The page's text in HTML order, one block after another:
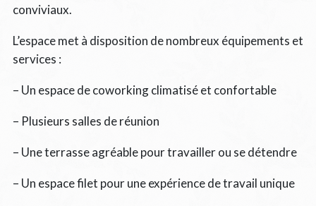
conviviaux.
L’espace met à disposition de nombreux équipements et
services :
– Un espace de coworking climatisé et confortable
– Plusieurs salles de réunion
– Une terrasse agréable pour travailler ou se détendre
– Un espace filet pour une expérience de travail unique